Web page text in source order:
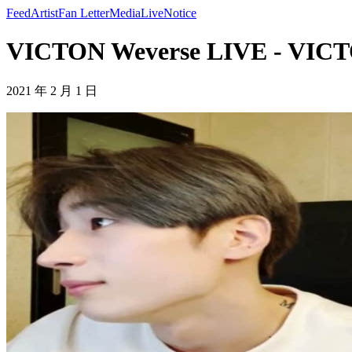
FeedArtistFan LetterMediaLiveNotice
VICTON Weverse LIVE -
2021 年 2 月 1 日